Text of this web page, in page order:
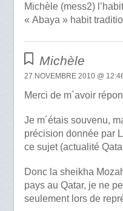
Michèle (mess2)
« Abaya » habit
Michèle
27 NOVEMBRE 2010 @
Merci de m´avoir
Je m´étais souvenu,
précision donnée par
ce sujet (actualité
Donc la sheikha
pays au Qatar, je ne
seulement lors de